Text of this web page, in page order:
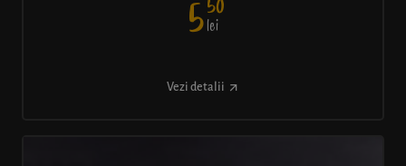
550
lei
Vezi detalii